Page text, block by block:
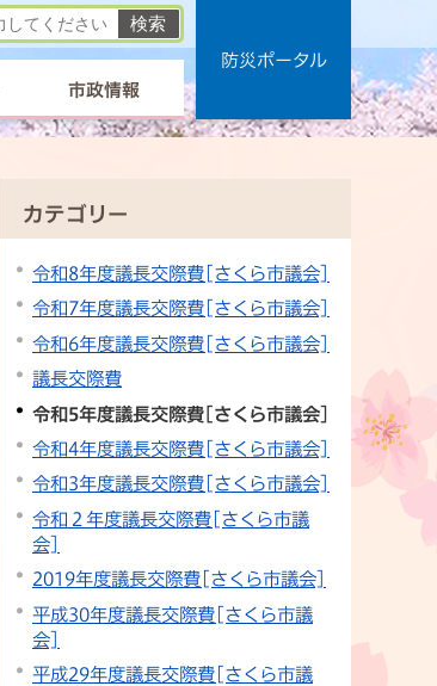
市政情報
防災ポータル
カテゴリー
令和8年度議長交際費[さくら市議会]
令和7年度議長交際費[さくら市議会]
令和6年度議長交際費[さくら市議会]
議長交際費
令和5年度議長交際費[さくら市議会]
令和4年度議長交際費[さくら市議会]
令和3年度議長交際費[さくら市議会]
令和２年度議長交際費[さくら市議
会]
2019年度議長交際費[さくら市議会]
平成30年度議長交際費[さくら市議
会]
平成29年度議長交際費[さくら市議